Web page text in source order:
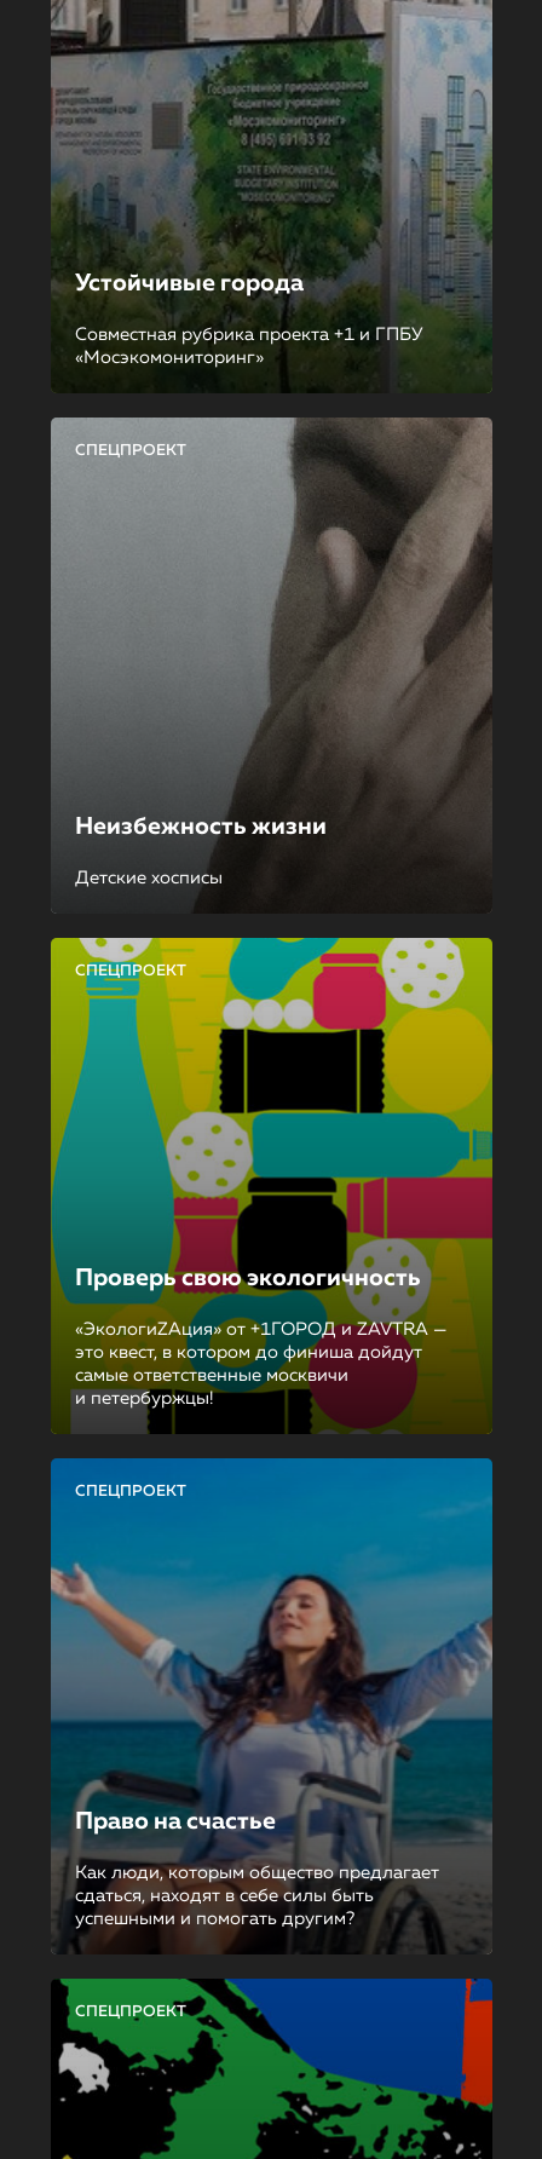
Устойчивые города
Совместная рубрика проекта +1 и ГПБУ
«Мосэкомониторинг»
СПЕЦПРОЕКТ
Неизбежность жизни
Детские хосписы
СПЕЦПРОЕКТ
Проверь свою экологичность
«ЭкологиZAция» от +1ГОРОД и ZAVTRA —
это квест, в котором до финиша дойдут
самые ответственные москвичи
и петербуржцы!
СПЕЦПРОЕКТ
Право на счастье
Как люди, которым общество предлагает
сдаться, находят в себе силы быть
успешными и помогать другим?
СПЕЦПРОЕКТ